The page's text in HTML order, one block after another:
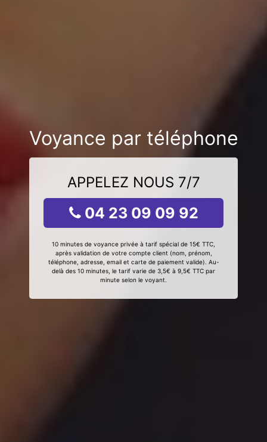
Voyance par téléphone
APPELEZ NOUS 7/7
04 23 09 09 92
10 minutes de voyance privée à tarif spécial de 15€ TTC,
après validation de votre compte client (nom, prénom,
téléphone, adresse, email et carte de paiement valide). Au-
delà des 10 minutes, le tarif varie de 3,5€ à 9,5€ TTC par
minute selon le voyant.